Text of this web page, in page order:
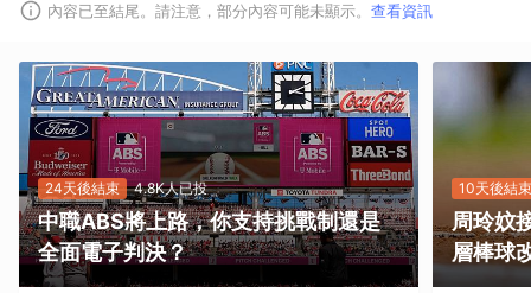
內容已至結尾。請注意，部分內容可能未顯示。 查看資訊
24天後結束 4.8K人已投
中職ABS將上路，你支持挑戰制還是
全面電子判決？
10天後結束
周玲妏
層棒球